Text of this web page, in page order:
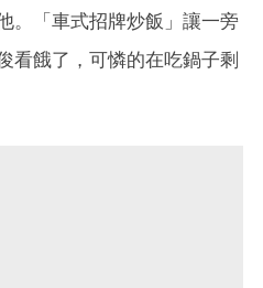
。「車式招牌炒飯」讓一旁
看餓了，可憐的在吃鍋子剩